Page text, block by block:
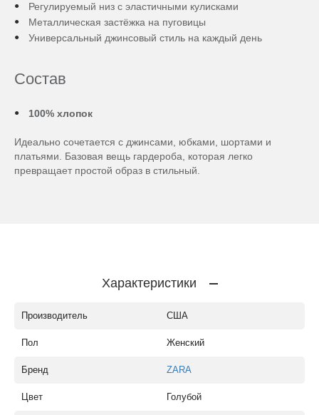
Регулируемый низ с эластичными кулисками
Металлическая застёжка на пуговицы
Универсальный джинсовый стиль на каждый день
Состав
100% хлопок
Идеально сочетается с джинсами, юбками, шортами и
платьями. Базовая вещь гардероба, которая легко
превращает простой образ в стильный.
Характеристики
Производитель США
Пол Женский
Бренд ZARA
Цвет Голубой